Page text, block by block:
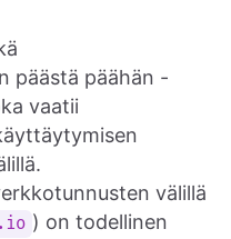
päästä päähän -
vaatii
välillä
) on todellinen